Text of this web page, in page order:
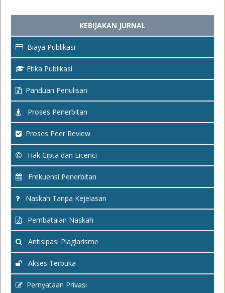
KEBIJAKAN JURNAL
Biaya Publikasi
Etika Publikasi
Panduan Penulisan
Proses Penerbitan
Proses Peer Review
Hak Cipta dan Licenci
Frekuensi Penerbitan
Naskah Tanpa Kejelasan
Pembatalan Naskah
Antisipasi Plagiarisme
Akses Terbuka
Pernyataan Privasi